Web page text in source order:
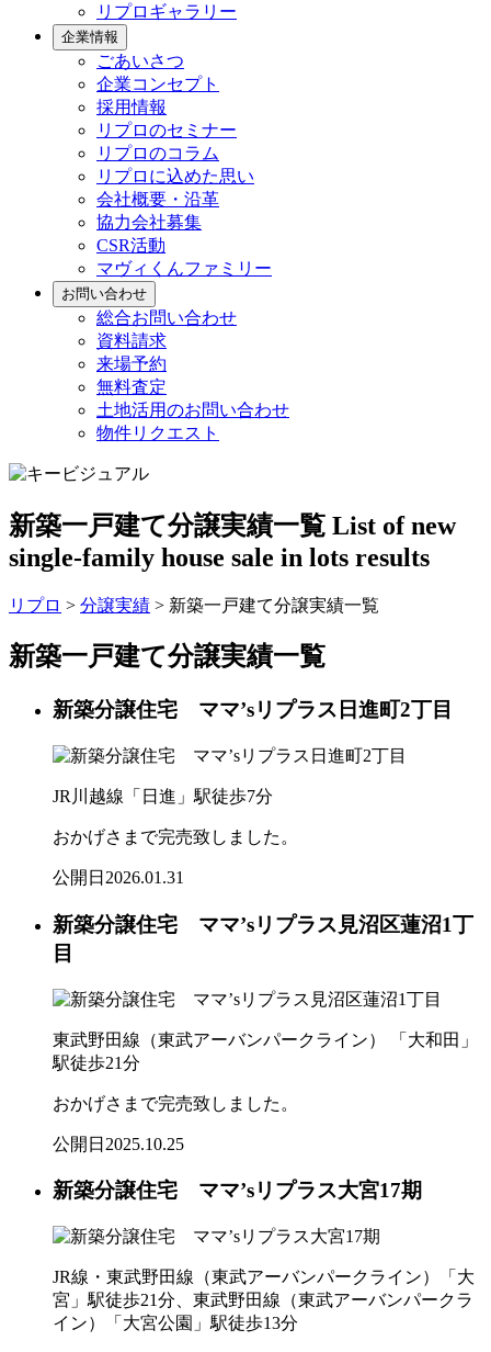
リプロギャラリー
企業情報
ごあいさつ
企業コンセプト
採用情報
リプロのセミナー
リプロのコラム
リプロに込めた思い
会社概要・沿革
協力会社募集
CSR活動
マヴィくんファミリー
お問い合わせ
総合お問い合わせ
資料請求
来場予約
無料査定
土地活用のお問い合わせ
物件リクエスト
新築一戸建て分譲実績一覧 List of new
single-family house sale in lots results
リプロ > 分譲実績 > 新築一戸建て分譲実績一覧
新築一戸建て分譲実績一覧
新築分譲住宅 ママ’sリプラス日進町2丁目
JR川越線「日進」駅徒歩7分
おかげさまで完売致しました。
公開日 2026.01.31
新築分譲住宅 ママ’sリプラス見沼区蓮沼1丁
目
東武野田線（東武アーバンパークライン） 「大和田」
駅徒歩21分
おかげさまで完売致しました。
公開日 2025.10.25
新築分譲住宅 ママ’sリプラス大宮17期
JR線・東武野田線（東武アーバンパークライン）「大
宮」駅徒歩21分、東武野田線（東武アーバンパークラ
イン）「大宮公園」駅徒歩13分